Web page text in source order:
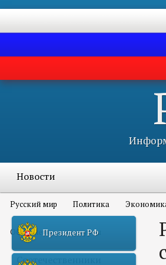
Новости
Русский мир Политика
Объявления и конкурсы
Соотечественники
Президент РФ